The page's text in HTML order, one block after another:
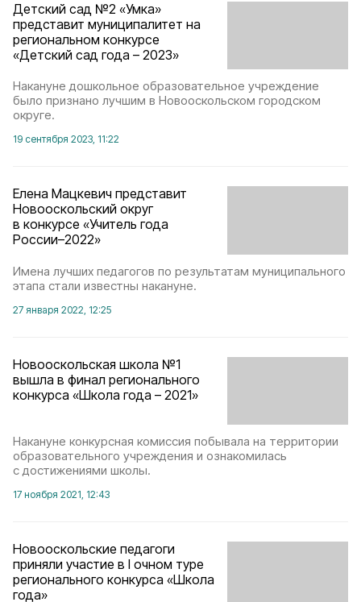
Детский сад №2 «Умка»
представит муниципалитет на
региональном конкурсе
«Детский сад года – 2023»
Накануне дошкольное образовательное учреждение
было признано лучшим в Новооскольском городском
округе.
19 сентября 2023, 11:22
Елена Мацкевич представит
Новооскольский округ
в конкурсе «Учитель года
России–2022»
Имена лучших педагогов по результатам муниципального
этапа стали известны накануне.
27 января 2022, 12:25
Новооскольская школа №1
вышла в финал регионального
конкурса «Школа года – 2021»
Накануне конкурсная комиссия побывала на территории
образовательного учреждения и ознакомилась
с достижениями школы.
17 ноября 2021, 12:43
Новооскольские педагоги
приняли участие в I очном туре
регионального конкурса «Школа
года»